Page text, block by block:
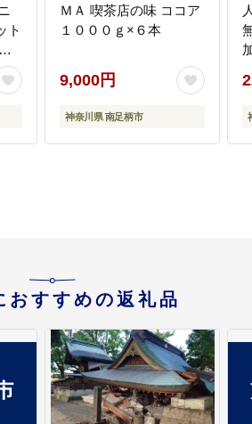
ト
ア
奈
ＭＡ 喫茶店の味 ココア
１０００ｇ×６本
9,000円
神奈川県 南足柄市
おすすめの返礼品